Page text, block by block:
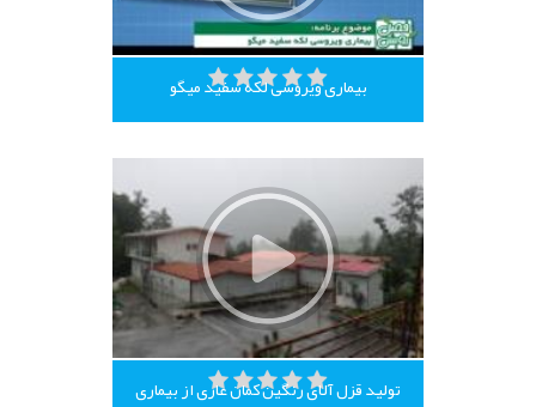
بیماری ویروسی لکه سفید میگو
تولید قزل آلای رنگین کمان عاری از بیماری